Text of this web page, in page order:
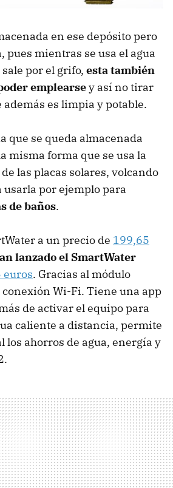
en ese depósito pero
pues mientras se usa el agua
por el grifo, esta también
emplearsey así no tirar
además es limpia y potable.
que se queda almacenada
misma forma que se usa la
las placas solares, volcando
usarla por ejemplo para
de baños.
a un precio de 199,65
lanzado el SmartWater
euros. Gracias al módulo
conexión Wi-Fi. Tiene una app
de activar el equipo para
caliente a distancia, permite
los ahorros de agua, energía y